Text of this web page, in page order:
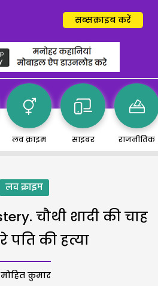
सब्सक्राइब करें
लव क्राइम साइबर राजनीतिक
लव क्राइम
चौथी शादी की चाह
पति की हत्या
मोहित कुमार